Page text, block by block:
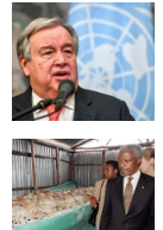
2
minutes,
15
seconds